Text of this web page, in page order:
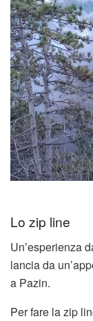
Lo zip line
Un’esperienza
lancia da
a Pazin.
Per fare la zip